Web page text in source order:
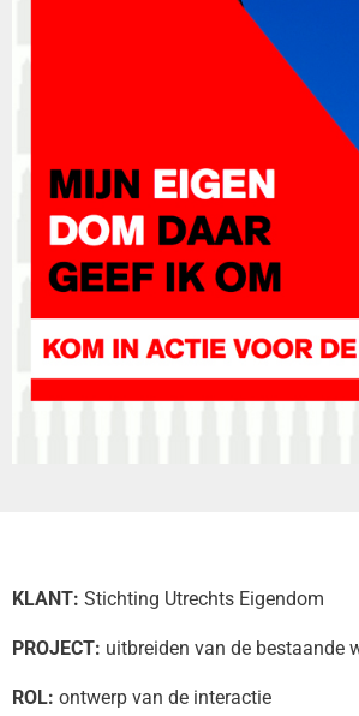
KLANT: Stichting Utrechts Eigendom
PROJECT: uitbreiden van de bestaande
ROL: ontwerp van de interactie